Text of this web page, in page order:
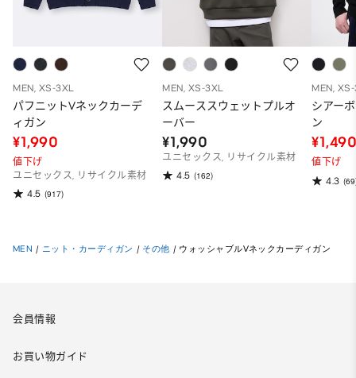
MEN, XS-3XL
パフニットVネックカーデ
ィガン
¥1,990
値下げ
ユニセックス, リサイクル素材
4.5 (917)
MEN, XS-3XL
スムーススウェットプルオ
ーバー
¥1,990
ユニセックス, リサイクル素材
4.5 (162)
MEN,
シアー
ン
値下げ
4.3
MEN / ニット・カーディガン / その他 / ウォッシャブルVネックカーディガン
会員情報
お買い物ガイド